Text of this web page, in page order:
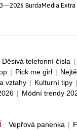
BurdaMedia Extra
Děsivá telefonní čísla |
| Pick me girl |
vztahy | Kulturní tipy |
| Módní trendy
Vepřová panenka |